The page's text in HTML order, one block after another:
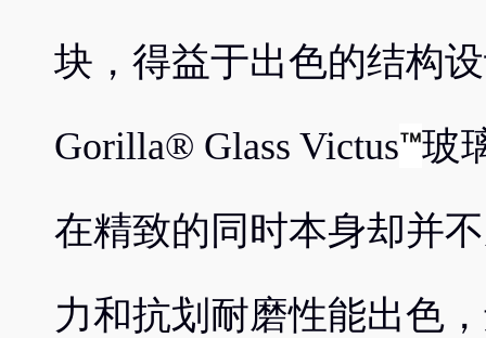
块，得益于出色的结构
Gorilla® Glass Victus™玻
在精致的同时本身却并
力和抗划耐磨性能出色